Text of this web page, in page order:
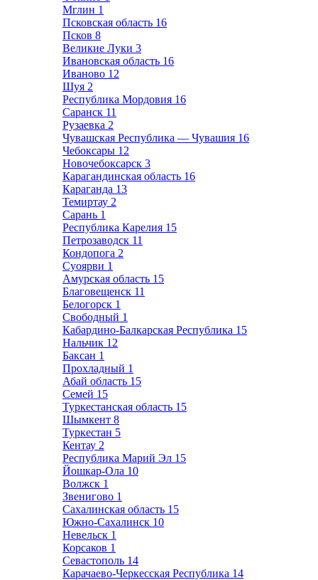
Мглин 1
Псковская область 16
Псков 8
Великие Луки 3
Ивановская область 16
Иваново 12
Шуя 2
Республика Мордовия 16
Саранск 11
Рузаевка 2
Чувашская Республика — Чувашия 16
Чебоксары 12
Новочебоксарск 3
Карагандинская область 16
Караганда 13
Темиртау 2
Сарань 1
Республика Карелия 15
Петрозаводск 11
Кондопога 2
Суоярви 1
Амурская область 15
Благовещенск 11
Белогорск 1
Свободный 1
Кабардино-Балкарская Республика 15
Нальчик 12
Баксан 1
Прохладный 1
Абай область 15
Семей 15
Туркестанская область 15
Шымкент 8
Туркестан 5
Кентау 2
Республика Марий Эл 15
Йошкар-Ола 10
Волжск 1
Звенигово 1
Сахалинская область 15
Южно-Сахалинск 10
Невельск 1
Корсаков 1
Севастополь 14
Карачаево-Черкесская Республика 14